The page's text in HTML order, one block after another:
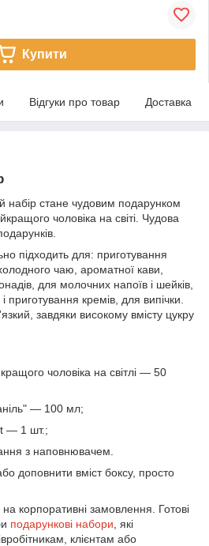
Купити
Відгуки про товар Доставка
набір стане чудовим подарунком
чоловіка на світі. Чудова
підходить для: приготування
чаю, ароматної кави,
для молочних напоїв і шейків,
приготування кремів, для випічки.
завдяки високому вмісту цукру
чоловіка на світлі — 50
— 100 мл;
— 1 шт.;
з наповнювачем.
доповнити вміст боксу, просто
корпоративні замовлення. Готові
подарункові набори , які
клієнтам або